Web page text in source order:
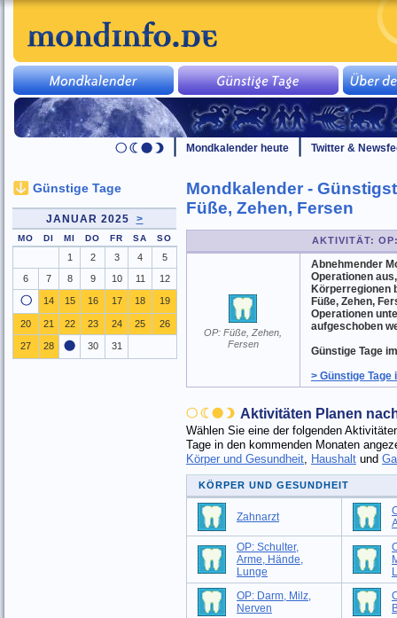
Mondkalender heute Twitter &
Mondkalender -
Füße, Zehen, Fersen
AKTIVITÄT: OP:
OP: Füße, Zehen,
Fersen
Abnehmender
Operationen
Körperregionen
Füße, Zehen,
Operationen
aufgeschoben
Günstige Tage
> Günstige Tage
Aktivitäten Planen
Wählen Sie eine der folgenden
Tage in den kommenden Monaten
Körper und Gesundheit, Haushaltund
KÖRPER UND GESUNDHEIT
Zahnarzt
OP: Schulter,
Arme, Hände,
Lunge
OP: Darm, Milz,
Nerven
Günstige Tage
JANUAR 2025 >
MO DI MI DO FR SA SO
1 2 3 4
5
6
7 8 9 10 11 12
14 15 16 17 18 19
20 21 22 23 24 25 26
27 28 30 31